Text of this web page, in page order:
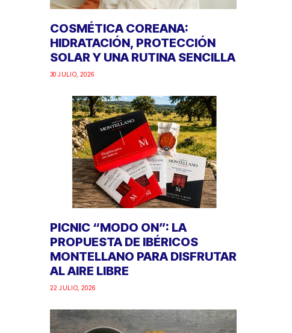
COSMÉTICA COREANA:
HIDRATACIÓN, PROTECCIÓN
SOLAR Y UNA RUTINA SENCILLA
30 JULIO, 2026
PICNIC “MODO ON”: LA
PROPUESTA DE IBÉRICOS
MONTELLANO PARA DISFRUTAR
AL AIRE LIBRE
22 JULIO, 2026